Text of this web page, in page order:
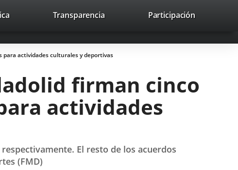
avaHeaderSocial
Link
external
application.
Link
external
application.
Link
external
application.
Search
Link
application.
Transparencia Participación
para actividades culturales y deportivas
firman cinco
actividades
El resto de los acuerdos
(FMD)